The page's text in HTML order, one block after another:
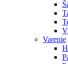
Varenie